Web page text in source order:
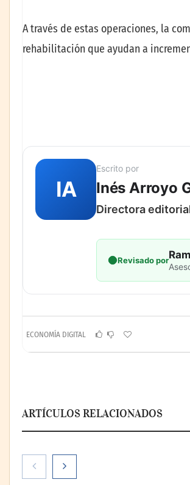
A través de estas operaciones, la
rehabilitación que ayudan a
IA
Escrito por
Inés Arroyo
Directora
Revisado por
ECONOMÍA DIGITAL
ARTÍCULOS RELACIONADOS
Paso a paso: ¿cómo
prepararse para la transición